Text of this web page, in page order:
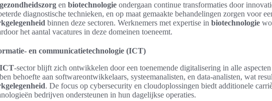
gezondheidszorg en biotechnologie ondergaan continue transformaties door
diagnostische technieken, en op maat gemaakte behandelingen zorgen voor
binnen deze sectoren. Werknemers met expertise in biotechnologie
het aantal vacatures in deze domeinen toeneemt.
en communicatietechnologie (ICT)
ICT-sector blijft zich ontwikkelen door een toenemende digitalisering in alle
behoefte aan softwareontwikkelaars, systeemanalisten, en data-analisten, wat
. De focus op cybersecurity en cloudoplossingen biedt additionele
bedrijven ondersteunen in hun dagelijkse operaties.